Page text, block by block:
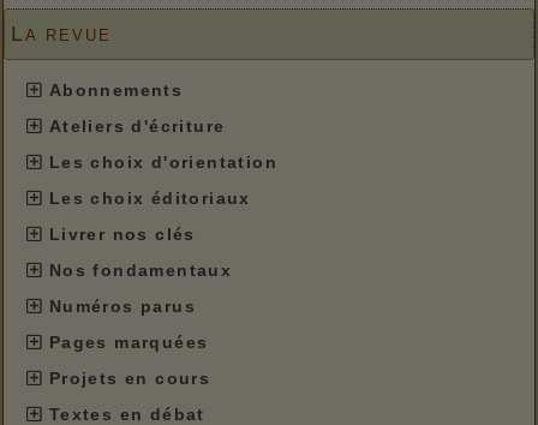
La revue
Abonnements
Ateliers d'écriture
Les choix d'orientation
Les choix éditoriaux
Livrer nos clés
Nos fondamentaux
Numéros parus
Pages marquées
Projets en cours
Textes en débat